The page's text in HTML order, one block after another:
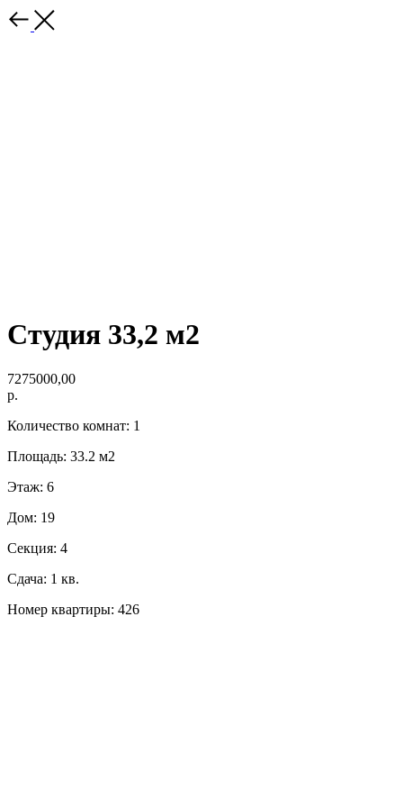
Студия 33,2 м2
7275000,00
р.
Количество комнат: 1
Площадь: 33.2 м2
Этаж: 6
Дом: 19
Секция: 4
Сдача: 1 кв.
Номер квартиры: 426